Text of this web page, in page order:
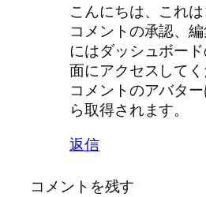
こんにちは、これは
コメントの承認、
にはダッシュボー
面にアクセスしてく
コメントのアバタ
ら取得されます。
返信
コメントを残す